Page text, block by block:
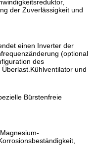
der Zuverlässigkeit und
einen Inverter der
(optional
des
und
Bürstenfreie